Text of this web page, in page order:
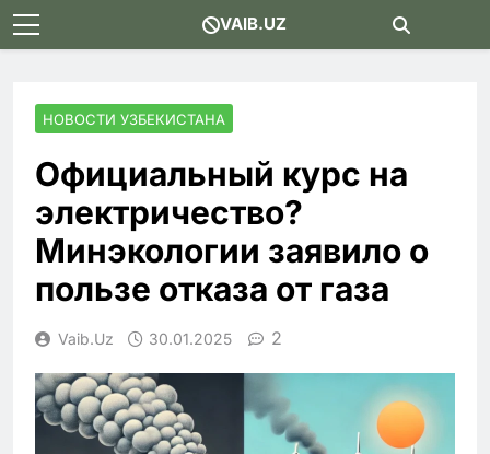
Skip
to
VAIB.UZ
НОВОСТИ УЗБЕКИСТАНА
Официальный курс на
электричество?
Минэкологии заявило о
пользе отказа от газа
Vaib.uz 30.01.2025 2